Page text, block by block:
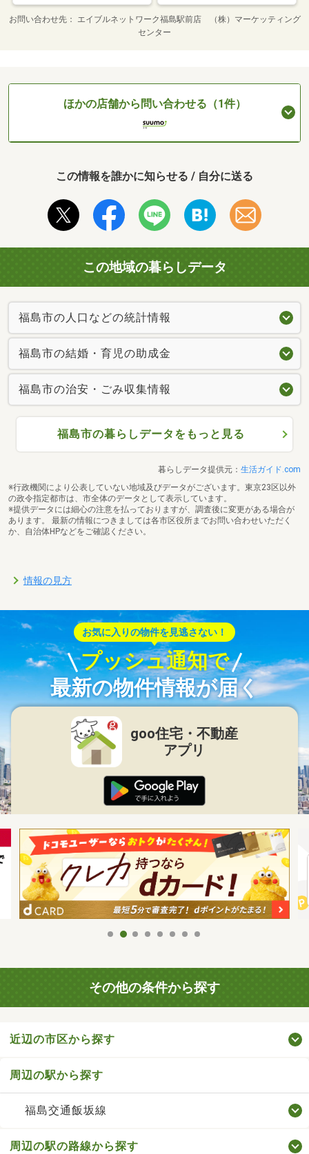
お問い合わせ先
エイブルネットワーク福島駅前店 （株）マーケッティング
センター
ほかの店舗から問い合わせる（1件）
この情報を誰かに知らせる / 自分に送る
この地域の暮らしデータ
福島市の人口などの統計情報
福島市の結婚・育児の助成金
福島市の治安・ごみ収集情報
福島市の暮らしデータをもっと見る
暮らしデータ提供元： 生活ガイド.com
※行政機関により公表していない地域及びデータがございます。東京23区以外
の政令指定都市は、市全体のデータとして表示しています。
※提供データには細心の注意を払っておりますが、調査後に変更がある場合が
あります。 最新の情報につきましては各市区役所までお問い合わせいただく
か、自治体HPなどをご確認ください。
情報の見方
お気に入りの物件を見逃さない！
プッシュ通知で
最新の物件情報が届く
goo住宅・不動産
アプリ
その他の条件から探す
近辺の市区から探す
周辺の駅から探す
福島交通飯坂線
周辺の駅の路線から探す